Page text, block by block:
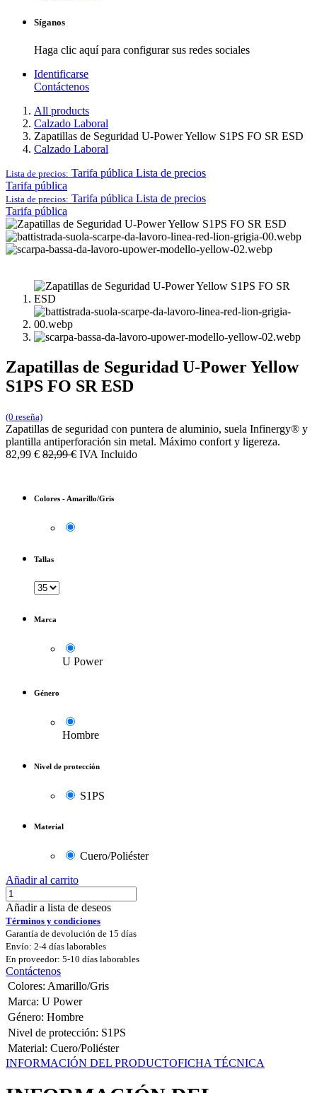
Síganos
Haga clic aquí para configurar sus redes sociales
Identificarse
Contáctenos
All products
Calzado Laboral
Zapatillas de Seguridad U-Power Yellow S1PS FO SR ESD
Calzado Laboral
Lista de precios: Tarifa pública Lista de precios
Tarifa pública
Lista de precios: Tarifa pública Lista de precios
Tarifa pública
Zapatillas de Seguridad U-Power Yellow
S1PS FO SR ESD
(0 reseña)
Zapatillas de seguridad con puntera de aluminio, suela Infinergy® y
plantilla antiperforación sin metal. Máximo confort y ligereza.
82,99 € 82,99€ IVA Incluido
Colores - Amarillo/Gris
Tallas
Marca
U Power
Género
Hombre
Nivel de protección
S1PS
Material
Cuero/Poliéster
Añadir al carrito
Añadir a lista de deseos
Términos y condiciones
Garantía de devolución de 15 días
Envío: 2-4 días laborables
En proveedor: 5-10 días laborables
Contáctenos
Colores: Amarillo/Gris
Marca: U Power
Género: Hombre
Nivel de protección: S1PS
Material: Cuero/Poliéster
INFORMACIÓN DEL PRODUCTOFICHA TÉCNICA